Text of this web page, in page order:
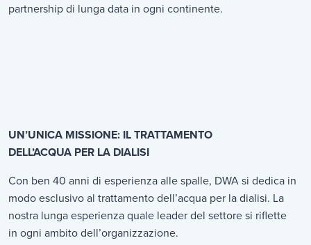
partnership di lunga data in ogni continente.
UN’UNICA MISSIONE: IL TRATTAMENTO
DELL’ACQUA PER LA DIALISI
Con ben 40 anni di esperienza alle spalle, DWA si dedica in
modo esclusivo al trattamento dell’acqua per la dialisi. La
nostra lunga esperienza quale leader del settore si riflette
in ogni ambito dell’organizzazione.